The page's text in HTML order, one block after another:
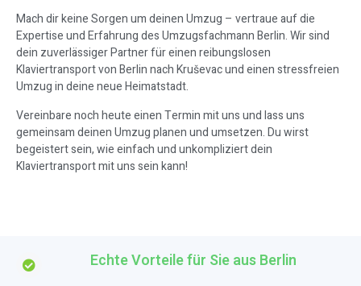
Mach dir keine Sorgen um deinen Umzug – vertraue auf die
Expertise und Erfahrung des Umzugsfachmann Berlin. Wir sind
dein zuverlässiger Partner für einen reibungslosen
Klaviertransport von Berlin nach Kruševac und einen stressfreien
Umzug in deine neue Heimatstadt.
Vereinbare noch heute einen Termin mit uns und lass uns
gemeinsam deinen Umzug planen und umsetzen. Du wirst
begeistert sein, wie einfach und unkompliziert dein
Klaviertransport mit uns sein kann!
Echte Vorteile für Sie aus Berlin